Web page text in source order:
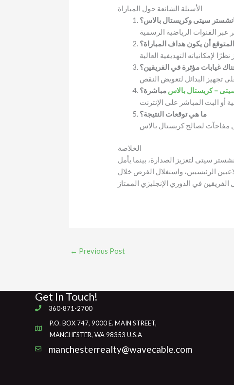
الأسئلة الشائعة حول المباراة
سيتى وكريستال بالاس؟
أن يكون هداف المباراة؟
غيابات مؤثرة في الفريقين؟
– كريستال بالاس مباشرة؟
ما هي توقعات النتيجة؟
الخلاصة
سيتى لتعزيز الصدارة، بينما يأمل
الرئيسيين، واستغلال الفرص خلال
← Previous Post
Get In Touch!
360-871-2700
P.O. BOX 747, 9000 E. MAIN STREET,
MANCHESTER, WA 98353 U.S.A
manchesterrealty@wavecable.com